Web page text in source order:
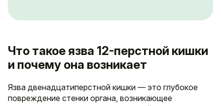
Что такое язва 12-перстной кишки
и почему она возникает
Язва двенадцатиперстной кишки — это глубокое
повреждение стенки органа, возникающее